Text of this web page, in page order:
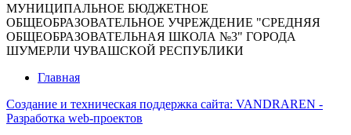
МУНИЦИПАЛЬНОЕ БЮДЖЕТНОЕ
ОБЩЕОБРАЗОВАТЕЛЬНОЕ УЧРЕЖДЕНИЕ "СРЕДНЯЯ
ОБЩЕОБРАЗОВАТЕЛЬНАЯ ШКОЛА №3" ГОРОДА
ШУМЕРЛИ ЧУВАШСКОЙ РЕСПУБЛИКИ
Главная
Создание и техническая поддержка сайта: VANDRAREN -
Разработка web-проектов